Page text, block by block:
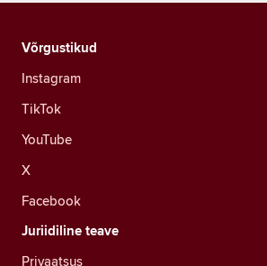
Võrgustikud
Instagram
TikTok
YouTube
X
Facebook
Juriidiline teave
Privaatsus